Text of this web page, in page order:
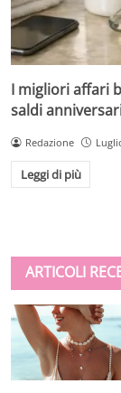
I migliori affari
saldi
Redazione
Leggi di più
ARTICOLI